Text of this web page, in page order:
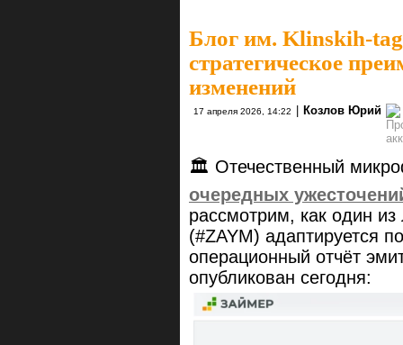
Блог им. Klinskih-tag
стратегическое
изменений
17 апреля 2026, 14:22 Козлов Юрий
🏛 Отечественный
очередных
рассмотрим, как один
(#ZAYM) адаптируется
операционный отчёт
опубликован сегодня: